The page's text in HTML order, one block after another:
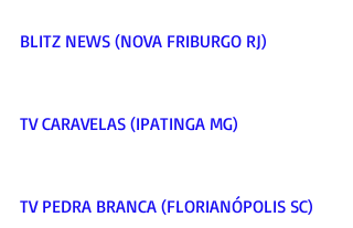
BLITZ NEWS (NOVA FRIBURGO RJ)
TV CARAVELAS (IPATINGA MG)
TV PEDRA BRANCA (FLORIANÓPOLIS SC)